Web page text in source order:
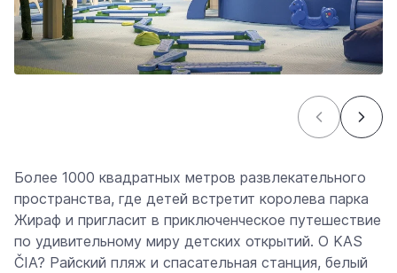
Более 1000 квадратных метров развлекательного
пространства, где детей встретит королева парка
Жираф и пригласит в приключенческое путешествие
по удивительному миру детских открытий. O KAS
ČIA? Райский пляж и спасательная станция, белый